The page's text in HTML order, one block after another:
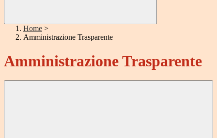
Home >
Amministrazione Trasparente
Amministrazione Trasparente